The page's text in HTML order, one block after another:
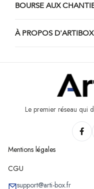
BOURSE AUX
À PROPOS D'ARTIBOX
Le premier réseau qui
Mentions légales
CGU
support@arti-box.fr